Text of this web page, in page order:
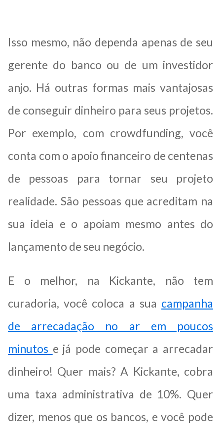
Isso mesmo, não dependa apenas de seu
gerente do banco ou de um investidor
anjo. Há outras formas mais vantajosas
de conseguir dinheiro para seus projetos.
Por exemplo, com crowdfunding, você
conta com o apoio financeiro de centenas
de pessoas para tornar seu projeto
realidade. São pessoas que acreditam na
sua ideia e o apoiam mesmo antes do
lançamento de seu negócio.
E o melhor, na Kickante, não tem
curadoria, você coloca a sua campanha
de arrecadação no ar em poucos
minutos e já pode começar a arrecadar
dinheiro! Quer mais? A Kickante, cobra
uma taxa administrativa de 10%. Quer
dizer, menos que os bancos, e você pode